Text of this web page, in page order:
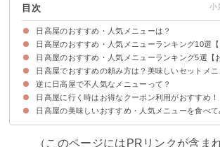
目次
日高屋のおすすめ・人気メニューは？
日高屋のおすすめ・人気メニューランキング10選【
10位：味玉とんこつラーメン（税込550円）
9位：ニラレバ炒め（税込500円）
8位：味噌ラーメン（税込540円）
7位:：汁なしラーメン（油そば）（税込570円）
6位：バクダン炒め（税込520円）
5位：餃子（税込230円）
4位：チャーハン（税込460円）
3位：五目あんかけラーメン（税込630円）
2位：中華そば（税込390円）
1位：野菜たっぷりタンメン（税込520円）
日高屋のおすすめ・人気メニューランキング5選【
5位：チーズ春巻き（税込250円）
4位：三品盛り合わせ（税込310円）
3位：枝豆（税込180円）
2位：おつまみ唐揚げ（税込250円）
1位：餃子（税込230円）
日高屋でおすすめの頼み方は？美味しいセットメ
組み合わせ①中華そば＋餃子
組み合わせ②チャーハン味噌ラーメンセット＋餃子
組み合わせ③三品盛り合わせ＋生ビール
逆に日高屋で不人気なメニューって？
①天津飯（税込530円）
②肉野菜炒め（税込530円）
③冷麺（税込640円）
日高屋に行く時はお得なクーポン利用がおすすめ！
日高屋の美味しいおすすめ・人気メニューを食べて
（このページにはPRリンクが含ま